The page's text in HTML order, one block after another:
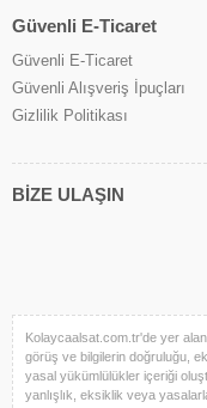
Güvenli E-Ticaret
Güvenli E-Ticaret
Güvenli Alışveriş İpuçları
Gizlilik Politikası
BİZE ULAŞIN
Kolaycaalsat.com.tr'de yer
görüş ve bilgilerin doğruluğu,
yasal yükümlülükler içeriği
yanlışlık, eksiklik veya